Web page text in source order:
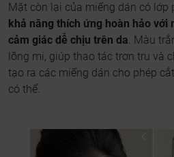
Mặt còn lại của miếng dán có lớp
khả năng thích ứng hoàn hảo với
cảm giác dễ chịu trên da. Màu
lông mi, giúp thao tác trơn tru và
tạo ra các miếng dán cho phép
có thể.